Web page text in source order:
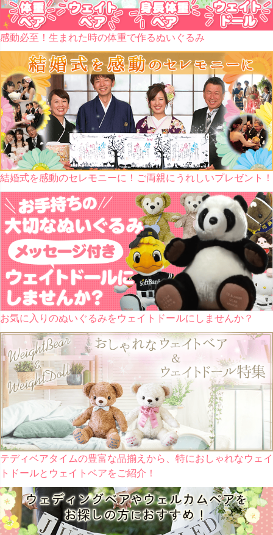
感動必至！生まれた時の体重で作るぬいぐるみ
結婚式を感動のセレモニーに！ご両親にうれしいプレゼント！
お気に入りのぬいぐるみをウェイトドールにしませんか？
テディベアタイムの豊富な品揃えから、特におしゃれなウェイ
トドールとウェイトベアをご紹介！